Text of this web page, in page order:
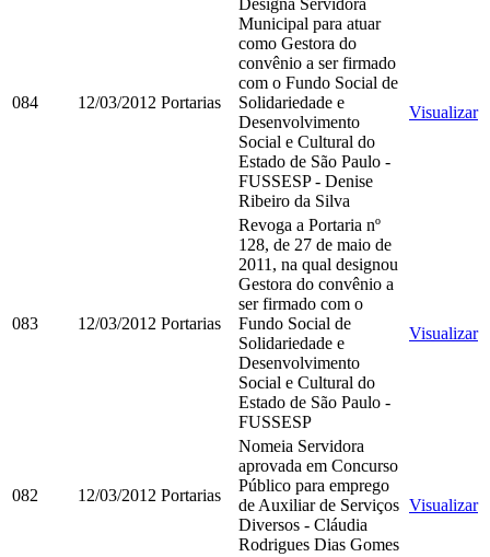
084 12/03/2012 Portarias
Municipal para atuar
como Gestora do
convênio a ser firmado
com o Fundo Social de
Solidariedade e
Desenvolvimento
Social e Cultural do
Estado de São Paulo -
FUSSESP - Denise
Ribeiro da Silva
Visualizar
083 12/03/2012 Portarias
Revoga a Portaria nº
128, de 27 de maio de
2011, na qual designou
Gestora do convênio a
ser firmado com o
Fundo Social de
Solidariedade e
Desenvolvimento
Social e Cultural do
Estado de São Paulo -
FUSSESP
Visualizar
082 12/03/2012 Portarias
Nomeia Servidora
aprovada em Concurso
Público para emprego
de Auxiliar de Serviços
Diversos - Cláudia
Rodrigues Dias Gomes
Visualizar